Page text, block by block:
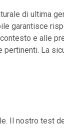
di ultima
garantisce
e alle
pertinenti. La
Il nostro test